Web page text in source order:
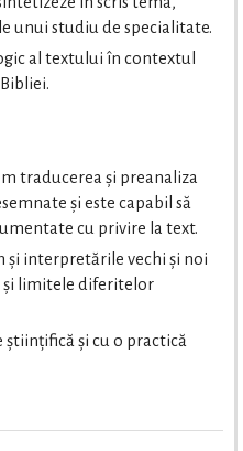
unui studiu de specialitate.
al textului în contextul
traducerea și preanaliza
și este capabil să
cu privire la text.
și interpretările vechi și noi
și limitele diferitelor
științifică și cu o practică